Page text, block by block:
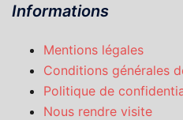
Informations
Mentions légales
Conditions générales
Politique de
Nous rendre visite